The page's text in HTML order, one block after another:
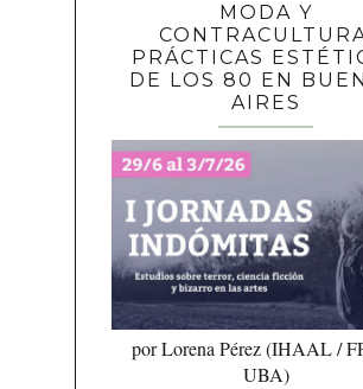
MODA Y
PRÁCTICAS
DE LOS 80 EN
AIRES
por Lorena Pérez (IHAAL /
UBA)